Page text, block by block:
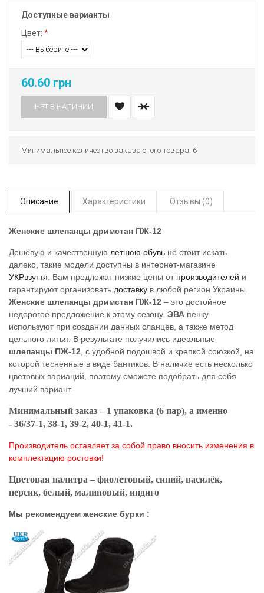
Доступные варианты
Цвет: *
60.60 грн
НЕТ В НАЛИЧИИ
Минимальное количество заказа этого товара: 6
Описание Характеристики Отзывы (0)
Женские шлепанцы дримстан ПЖ-12
Дешёвую и качественную летнюю обувь не стоит искать
далеко, такие модели доступны в интернет-магазине
УКРвзуття . Вам предложат низкие цены от производителей и
гарантируют организовать доставку в любой регион Украины.
Женские шлепанцы дримстан ПЖ-12 – это достойное
недорогое предложение к этому сезону. ЭВА пенку
используют при создании данных сланцев, а также метод
цельного литья. В результате получились идеальные
шлепанцы ПЖ-12 , с удобной подошвой и крепкой союзкой, на
которой тесненные в виде бантиков. В наличие есть несколько
цветовых вариаций, поэтому сможете подобрать для себя
лучший вариант.
Минимальный заказ – 1 упаковка (6 пар), а именно
- 36/37-1, 38-1, 39-2, 40-1, 41-1.
Производитель оставляет за собой право вносить изменения в
комплектацию ростовки!
Цветовая палитра – фиолетовый, синий, василёк,
персик, белый, малиновый, индиго
Мы рекомендуем женские бурки :